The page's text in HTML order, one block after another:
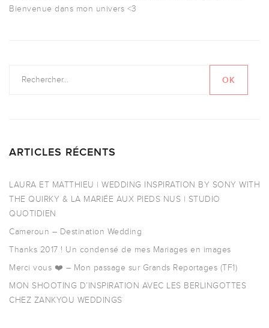
Bienvenue dans mon univers <3
ARTICLES RÉCENTS
LAURA ET MATTHIEU | WEDDING INSPIRATION BY SONY WITH
THE QUIRKY & LA MARIÉE AUX PIEDS NUS | STUDIO
QUOTIDIEN
Cameroun – Destination Wedding
Thanks 2017 ! Un condensé de mes Mariages en images
Merci vous ❤️ – Mon passage sur Grands Reportages (TF1)
MON SHOOTING D’INSPIRATION AVEC LES BERLINGOTTES
CHEZ ZANKYOU WEDDINGS